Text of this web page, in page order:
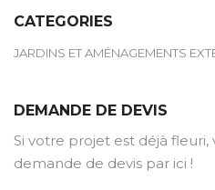
CATEGORIES
JARDINS ET AMÉNAGEMENTS
DEMANDE DE DEVIS
Si votre projet est déjà
demande de devis par ici !